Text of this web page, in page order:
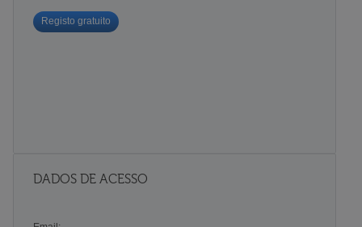
Registo gratuito
DADOS DE ACESSO